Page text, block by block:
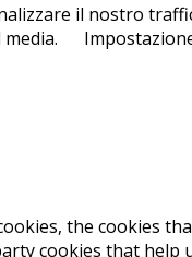
il nostro
the cookies
cookies that help